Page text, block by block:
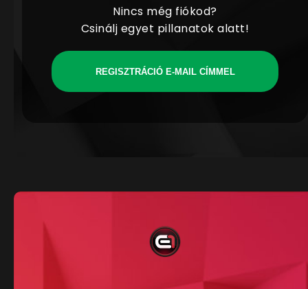
Nincs még fiókod?
Csinálj egyet pillanatok alatt!
REGISZTRÁCIÓ E-MAIL CÍMMEL